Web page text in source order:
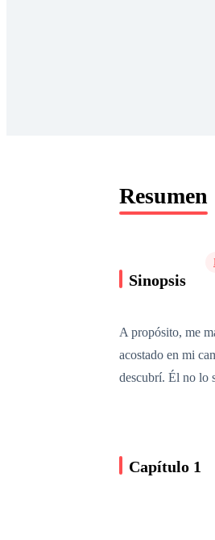
Resumen
Sinopsis
A propósito, me
acostado en mi
descubrí. Él no lo
Capítulo 1